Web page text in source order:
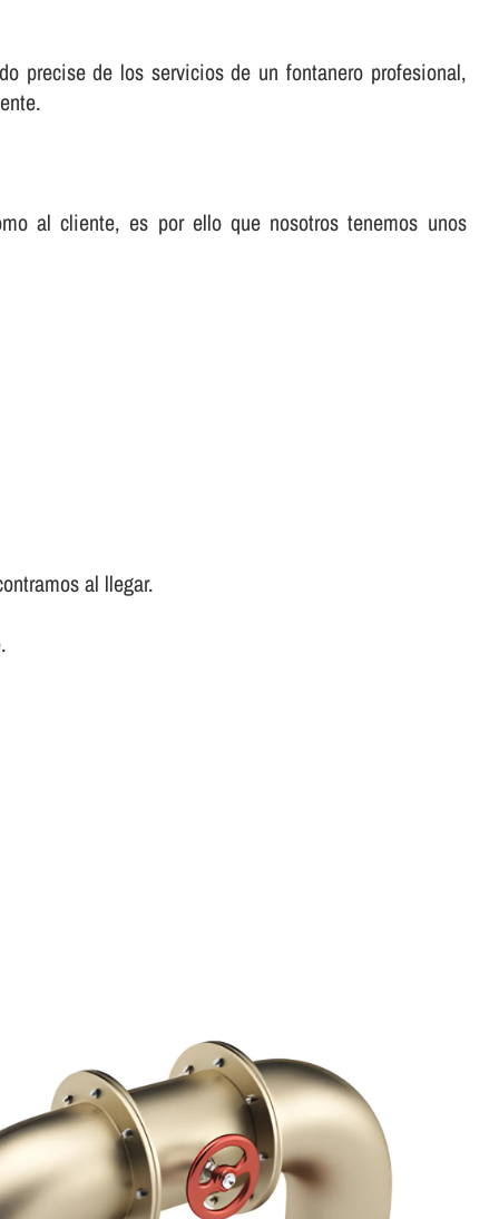
precise de los servicios de un fontanero profesional,
al cliente, es por ello que nosotros tenemos unos
al llegar.